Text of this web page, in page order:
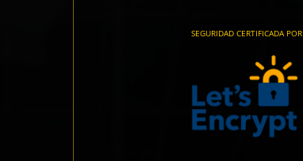
SEGURIDAD CERTIFICADA POR